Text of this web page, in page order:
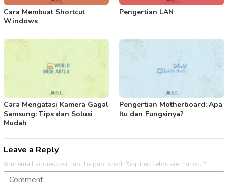
Cara Membuat Shortcut
Windows
Pengertian LAN
Cara Mengatasi Kamera Gagal
Samsung: Tips dan Solusi
Mudah
Pengertian Motherboard: Apa
Itu dan Fungsinya?
Leave a Reply
Your email address will not be published. Required fields are marked *